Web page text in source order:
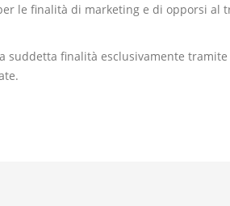
le finalità di marketing e di opporsi
suddetta finalità esclusivamente